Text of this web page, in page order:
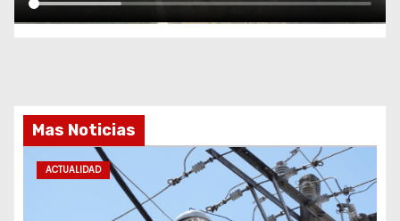
Mas Noticias
ACTUALIDAD